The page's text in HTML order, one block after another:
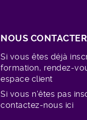
NOUS CONTACTER
Si vous êtes déjà
formation, rendez-
espace client
Si vous n'êtes pas
contactez-nous ici